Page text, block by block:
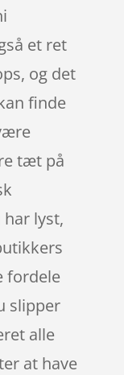
et ret
og det
finde
tæt på
lyst,
fordele
slipper
alle
at have